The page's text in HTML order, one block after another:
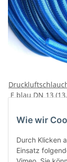
Wie wir
Durch Klicken
Einsatz
E blau DN 13